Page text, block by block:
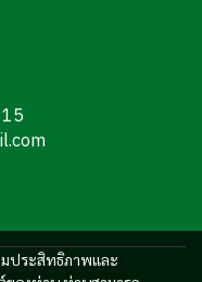
มประสิทธิภาพและ